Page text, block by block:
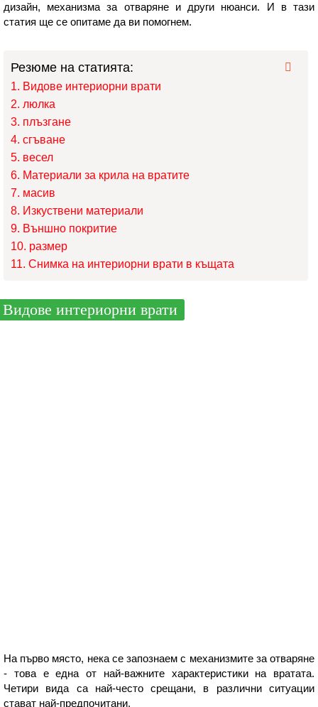
дизайн, механизма за отваряне и други нюанси. И в тази
статия ще се опитаме да ви помогнем.
Резюме на статията:
Видове интериорни врати
люлка
плъзгане
сгъване
весел
Материали за крила на вратите
масив
Изкуствени материали
Външно покритие
размер
Снимка на интериорни врати в къщата
Видове интериорни врати
На първо място, нека се запознаем с механизмите за отваряне
- това е една от най-важните характеристики на вратата.
Четири вида са най-често срещани, в различни ситуации
стават най-предпочитани.